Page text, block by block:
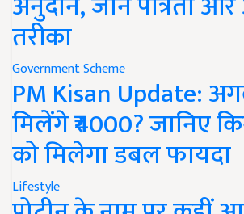
तरीका
Government Scheme
PM Kisan Update:
मिलेंगे ₹4000? जानिए
को मिलेगा डबल फायदा
Lifestyle